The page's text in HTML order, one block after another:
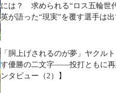
には？ 求められる“ロス五輪世
英が語った“現実”を覆す選手は出
「胴上げされるのが夢」ヤクル
す優勝の二文字――投打ともに再
ンタビュー（2）】